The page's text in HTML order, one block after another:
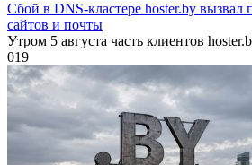
Сбой в DNS-кластере hoster.by вызвал
сайтов и почты
Утром 5 августа часть клиентов
019